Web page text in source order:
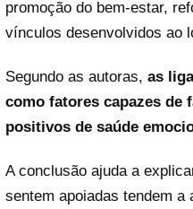
promoção do bem-estar,
vínculos desenvolvidos ao
Segundo as autoras, as
como fatores capazes de
positivos de saúde
A conclusão ajuda a
sentem apoiadas tendem a